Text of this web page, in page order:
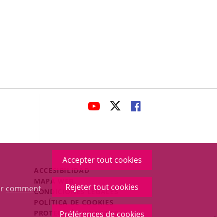
comment
Accepter tout cookies
Rejeter tout cookies
Préférences de cookies
ENLACE
APLICACIÓN
EXTERNA.
ENLACE
APLICACIÓN
EXTERNA.
ENLACE
APLICACIÓN
EXTERNA.
Menú
Legal
Footer
ACCESIBILIDAD
MAPA WEB
CONDICIONES LEGALES
POLÍTICA DE COOKIES
PROTECCIÓN DE DATOS